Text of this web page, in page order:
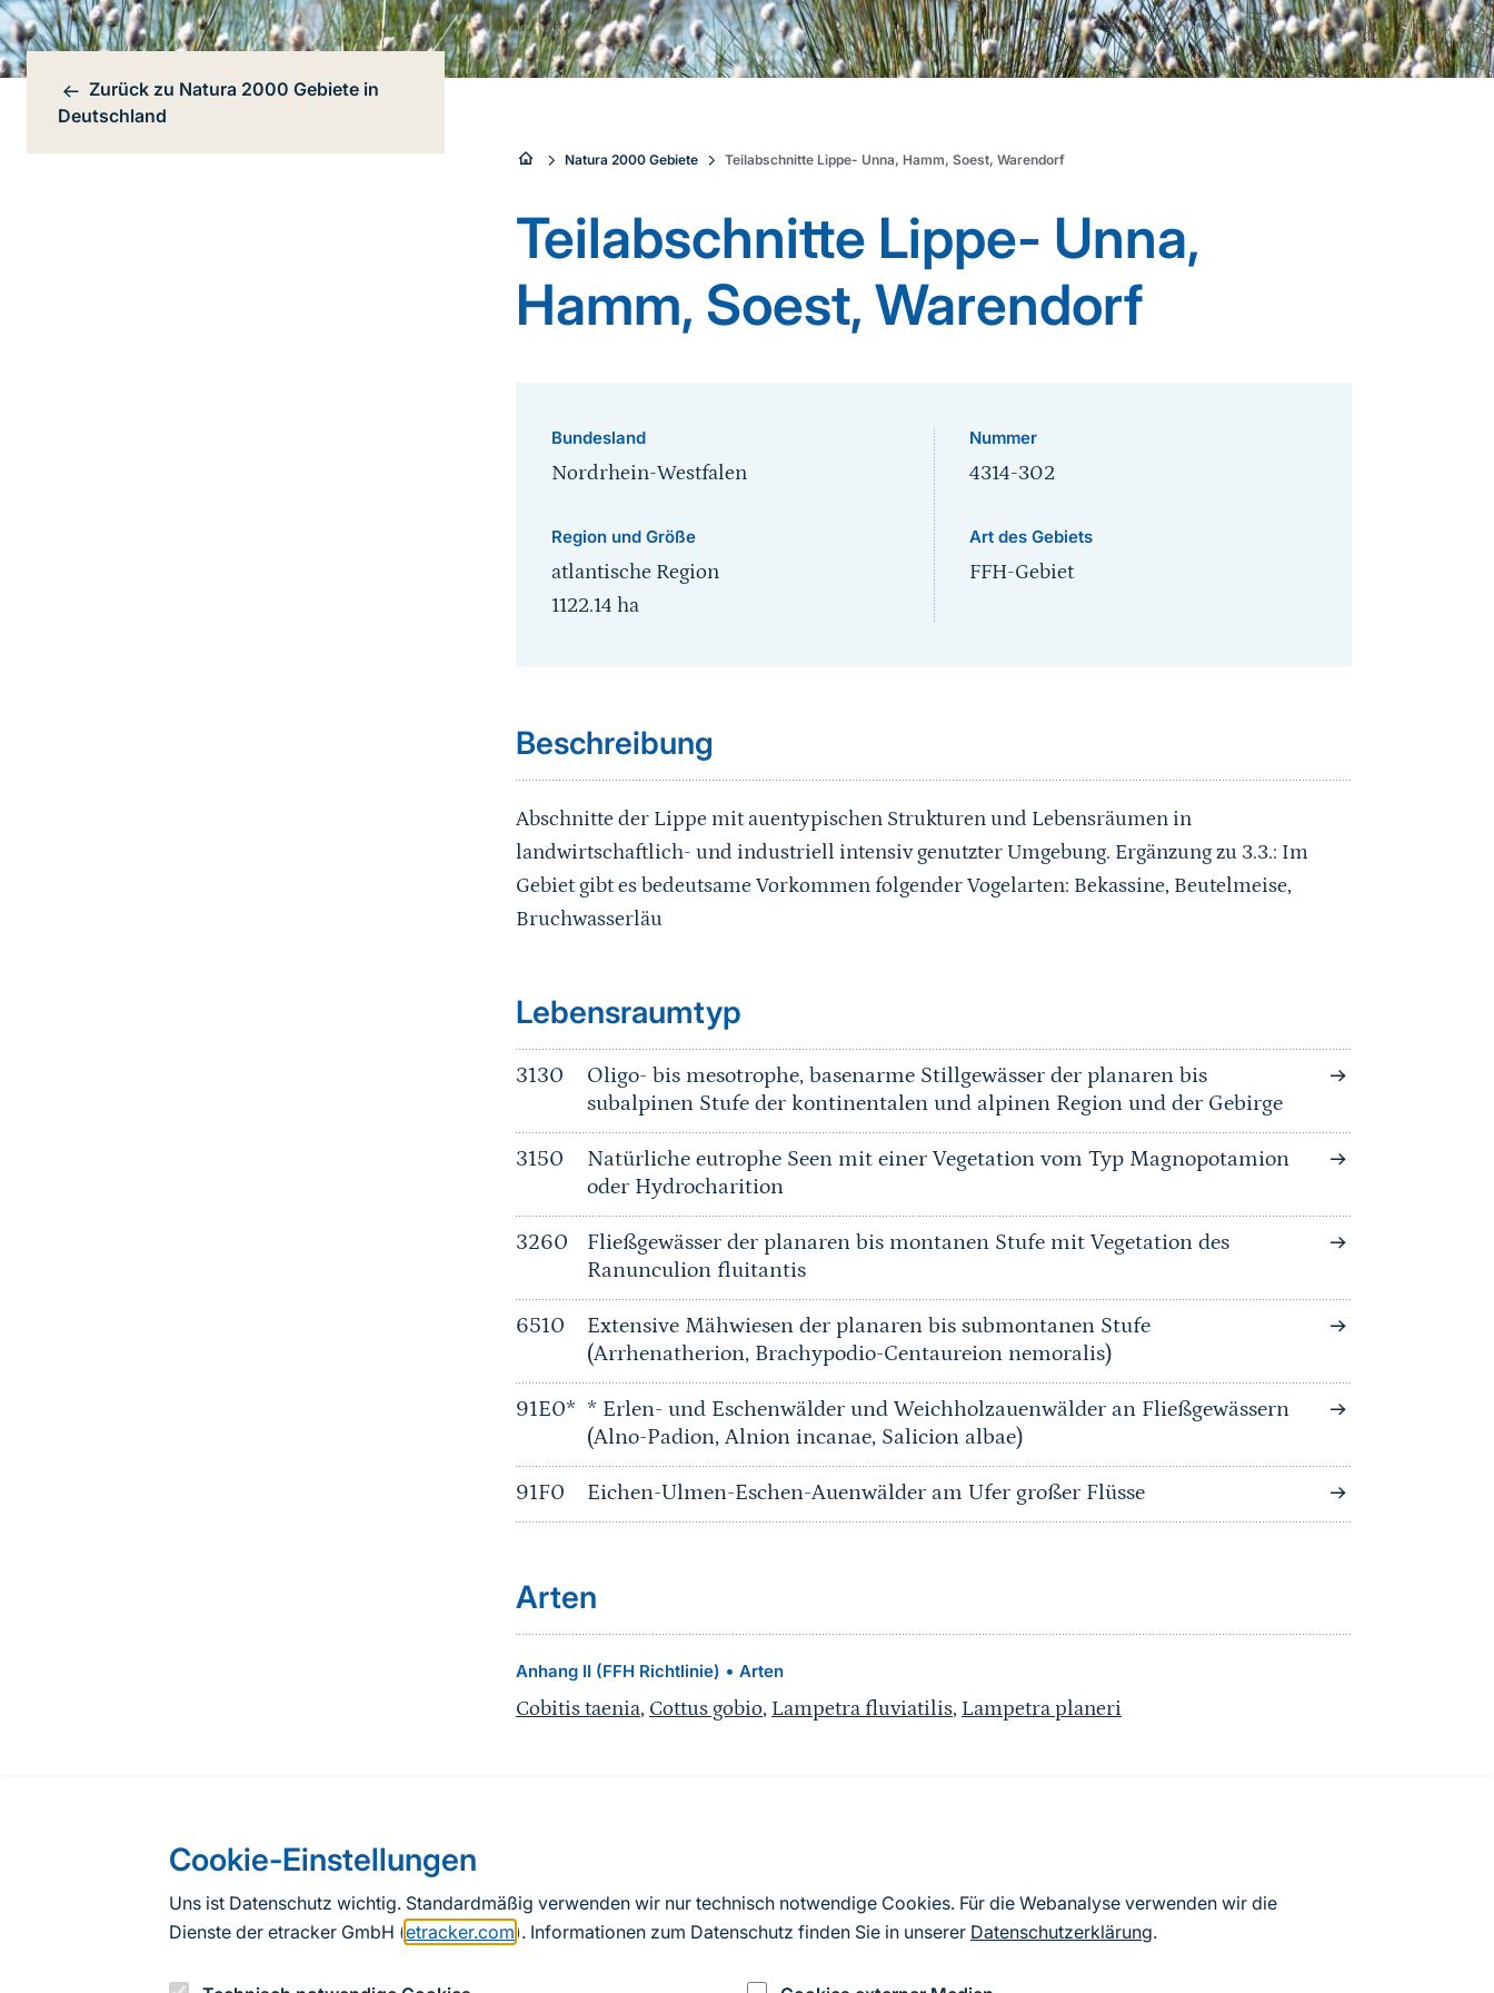
Cookie-Einstellungen
Uns ist Datenschutz wichtig. Standardmäßig verwenden wir nur technisch notwendige Cookies. Für die Webanalyse verwenden wir die
Dienste der etracker GmbH (etracker.com ). Informationen zum Datenschutz finden Sie in unserer Datenschutzerklärung.
Bereichsnavigation
Zurück zu Natura 2000 Gebiete in
Deutschland
Sie
sind
hier:
Natura 2000 Gebiete Teilabschnitte Lippe- Unna, Hamm, Soest, Warendorf
Teilabschnitte Lippe- Unna,
Hamm, Soest, Warendorf
Bundesland
Nordrhein-Westfalen
Region und Größe
atlantische Region
1122.14 ha
Nummer
4314-302
Art des Gebiets
FFH-Gebiet
Beschreibung
Abschnitte der Lippe mit auentypischen Strukturen und Lebensräumen in
landwirtschaftlich- und industriell intensiv genutzter Umgebung. Ergänzung zu 3.3.: Im
Gebiet gibt es bedeutsame Vorkommen folgender Vogelarten: Bekassine, Beutelmeise,
Bruchwasserläu
Sprungmarke
Lebensraumtyp
3130
Oligo- bis mesotrophe, basenarme Stillgewässer der planaren bis
subalpinen Stufe der kontinentalen und alpinen Region und der Gebirge
3150
Natürliche eutrophe Seen mit einer Vegetation vom Typ Magnopotamion
oder Hydrocharition
3260
Fließgewässer der planaren bis montanen Stufe mit Vegetation des
Ranunculion fluitantis
6510
Extensive Mähwiesen der planaren bis submontanen Stufe
(Arrhenatherion, Brachypodio-Centaureion nemoralis)
91E0* * Erlen- und Eschenwälder und Weichholzauenwälder an Fließgewässern
(Alno-Padion, Alnion incanae, Salicion albae)
91F0 Eichen-Ulmen-Eschen-Auenwälder am Ufer großer Flüsse
Arten
Anhang II (FFH Richtlinie) • Arten
Cobitis taenia, Cottus gobio, Lampetra fluviatilis, Lampetra planeri
Nach Angaben der an die EU übermittelten Standarddatenbögen Deutschlands (Stand:
2019). Aus besonderen Schutzgründen enthalten die zur Veröffentlichung freigegebenen